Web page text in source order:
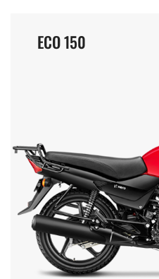
ECO 150